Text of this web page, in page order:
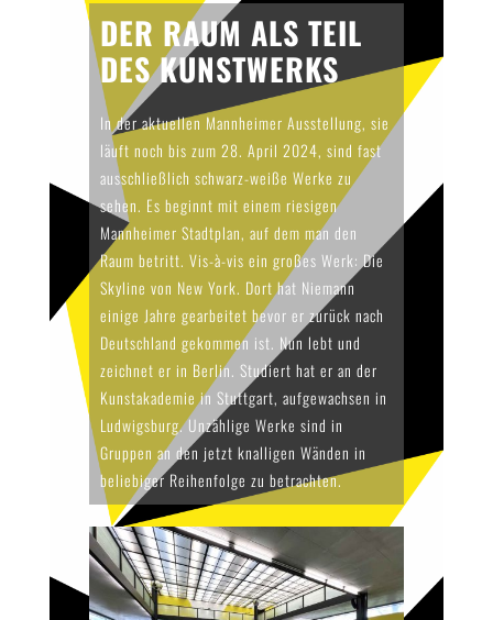
DER RAUM ALS TEIL
DES KUNSTWERKS
In der aktuellen Mannheimer Ausstellung, sie
läuft noch bis zum 28. April 2024, sind fast
ausschließlich schwarz-weiße Werke zu
sehen. Es beginnt mit einem riesigen
Mannheimer Stadtplan, auf dem man den
Raum betritt. Vis-à-vis ein großes Werk: Die
Skyline von New York. Dort hat Niemann
einige Jahre gearbeitet bevor er zurück nach
Deutschland gekommen ist. Nun lebt und
zeichnet er in Berlin. Studiert hat er an der
Kunstakademie in Stuttgart, aufgewachsen in
Ludwigsburg. Unzählige Werke sind in
Gruppen an den jetzt knalligen Wänden in
beliebiger Reihenfolge zu betrachten.